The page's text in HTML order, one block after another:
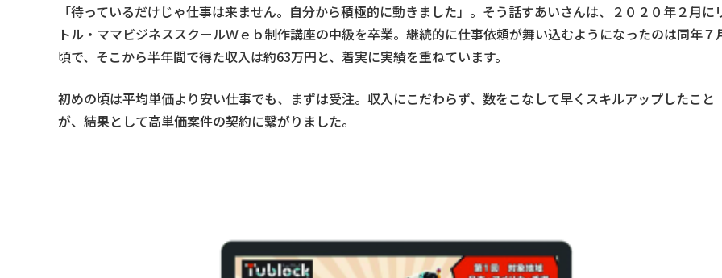
「待っているだけじゃ仕事は来ません。自分から積極的に動きました」。そう話すあいさんは、２０２０年２月に
トル・ママビジネススクールＷｅｂ制作講座の中級を卒業。継続的に仕事依頼が舞い込むようになったのは同年７
頃で、そこから半年間で得た収入は約63万円と、着実に実績を重ねています。
初めの頃は平均単価より安い仕事でも、まずは受注。収入にこだわらず、数をこなして早くスキルアップしたこと
が、結果として高単価案件の契約に繋がりました。